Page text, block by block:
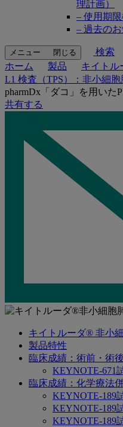
理計画）
– 使用期
– 過去の
メニュー 閉じる
検索
ホーム
製品 キイトル
L1 検査（TPS）：非小細胞
pharmDx「ダコ」を用いた
共有する
キイトルーダ® 非小
製品特性
臨床成績：術前・術
KEYNOTE-671
臨床成績：化学療法
KEYNOTE-189
KEYNOTE-189
KEYNOTE-189